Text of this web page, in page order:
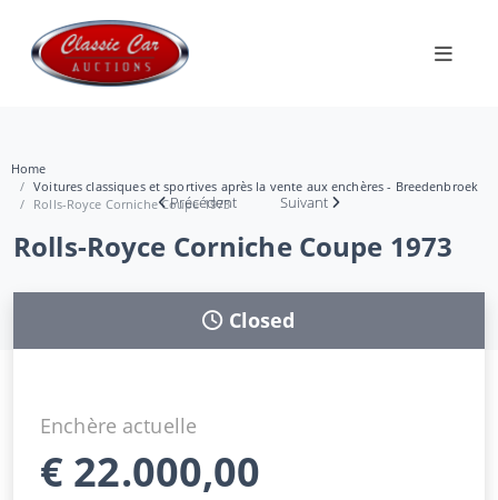
Home
Voitures classiques et sportives après la vente aux enchères - Breedenbroek
Rolls-Royce Corniche Coupe 1973
Précédent Suivant
Rolls-Royce Corniche Coupe 1973
Closed
Enchère actuelle
€ 22.000,00